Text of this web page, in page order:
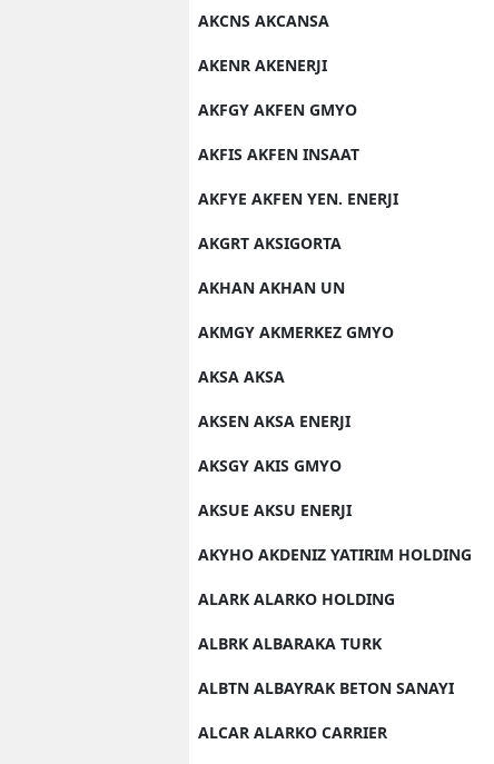
AKCNS AKCANSA
AKENR AKENERJI
AKFGY AKFEN GMYO
AKFIS AKFEN INSAAT
AKFYE AKFEN YEN. ENERJI
AKGRT AKSIGORTA
AKHAN AKHAN UN
AKMGY AKMERKEZ GMYO
AKSA AKSA
AKSEN AKSA ENERJI
AKSGY AKIS GMYO
AKSUE AKSU ENERJI
AKYHO AKDENIZ YATIRIM HOLDING
ALARK ALARKO HOLDING
ALBRK ALBARAKA TURK
ALBTN ALBAYRAK BETON SANAYI
ALCAR ALARKO CARRIER